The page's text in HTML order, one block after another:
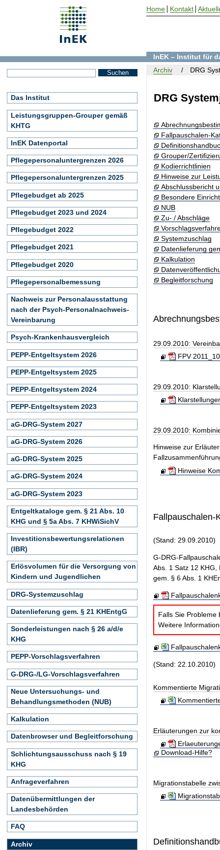
DRG
Fallpauschalen-
Grouper/
Kodierrichtlinien
Hinweise zur
Abschlussbericht
Besondere
NUB
Zu- / Abschläge
Systemzuschlag
Datenlieferung
Kalkulation
Begleitforschung
29.09.2010:
FPV
29.09.2010:
29.09.2010:
Hinweise zur
Hinweise
Fallpauschalen-
(Stand: 29.09.2010)
G-DRG-
Abs. 1 Satz 12
gem. § 6 Abs. 1
Falls Sie Probleme
Weitere
(Stand: 22.10.2010)
Kommentierte
Erläuterungen zur
Download-Hilfe?
Migrationstabelle
InEK – Institut für
Archiv
DRG
Das Institut
Leistungsgruppen-Grouper gemäß
KHTG
InEK Datenportal
Pflegepersonaluntergrenzen 2026
Pflegepersonaluntergrenzen 2025
Pflegebudget ab 2025
Pflegebudget 2023 und 2024
Pflegebudget 2022
Pflegebudget 2021
Pflegebudget 2020
Pflegepersonalbemessung
Nachweis zur Personalausstattung
nach der Psych-Personalnachweis-
Vereinbarung
Psych-Krankenhausvergleich
PEPP-Entgeltsystem 2026
PEPP-Entgeltsystem 2025
PEPP-Entgeltsystem 2024
PEPP-Entgeltsystem 2023
aG-DRG-System 2027
aG-DRG-System 2026
aG-DRG-System 2025
aG-DRG-System 2024
aG-DRG-System 2023
Entgeltkataloge gem. § 21 Abs. 10
KHG und § 5a Abs. 7 KHWiSichV
Investitionsbewertungsrelationen
(IBR)
Erlösvolumen für die Versorgung von
Kindern und Jugendlichen
DRG-Systemzuschlag
Datenlieferung gem. § 21 KHEntgG
Sonderleistungen nach § 26 a/d/e
KHG
PEPP-Vorschlagsverfahren
G-DRG-/LG-Vorschlagsverfahren
Neue Untersuchungs- und
Behandlungsmethoden (NUB)
Kalkulation
Datenbrowser und Begleitforschung
Schlichtungsausschuss nach § 19
KHG
Anfrageverfahren
Datenübermittlungen der
Landesbehörden
FAQ
Archiv
Home Kontakt